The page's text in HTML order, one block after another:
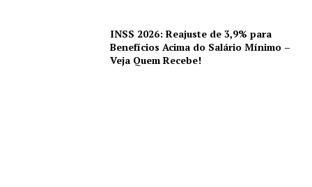
INSS 2026: Reajuste de 3,9% para
Benefícios Acima do Salário Mínimo –
Veja Quem Recebe!